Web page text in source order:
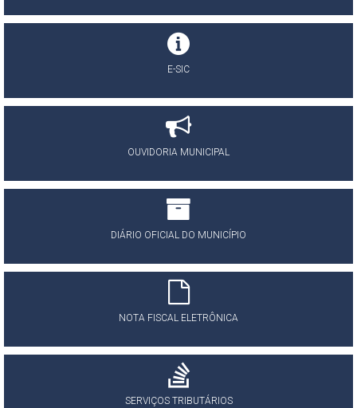
E-SIC
OUVIDORIA MUNICIPAL
DIÁRIO OFICIAL DO MUNICÍPIO
NOTA FISCAL ELETRÔNICA
SERVIÇOS TRIBUTÁRIOS